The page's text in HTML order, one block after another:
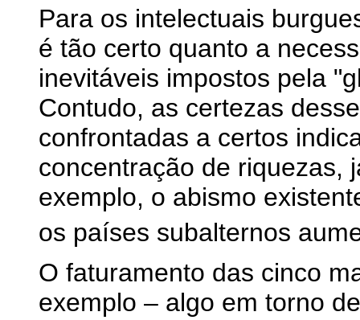
Para os intelectuais
é tão certo quanto a
inevitáveis impostos pela
Contudo, as certezas
confrontadas a certos
concentração de riquezas,
exemplo, o abismo
os países subalternos
O faturamento das cinco
exemplo – algo em torno